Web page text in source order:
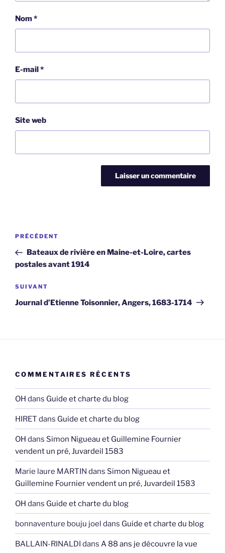
Nom*
E-mail*
Site web
Navigation
l’article
Article
précédent
PRÉCÉDENT
Bateaux de rivière en Maine-et-Loire, cartes
postales avant 1914
Article
suivant
SUIVANT
Journal d’Etienne Toisonnier, Angers, 1683-1714
COMMENTAIRES RÉCENTS
OH dans Guide et charte du blog
HIRET dans Guide et charte du blog
OH dans Simon Nigueau et Guillemine Fournier
vendent un pré, Juvardeil 1583
Marie laure MARTIN dans Simon Nigueau et
Guillemine Fournier vendent un pré, Juvardeil 1583
OH dans Guide et charte du blog
bonnaventure bouju joel dans Guide et charte du blog
BALLAIN-RINALDI dans A 88 ans je découvre la vue